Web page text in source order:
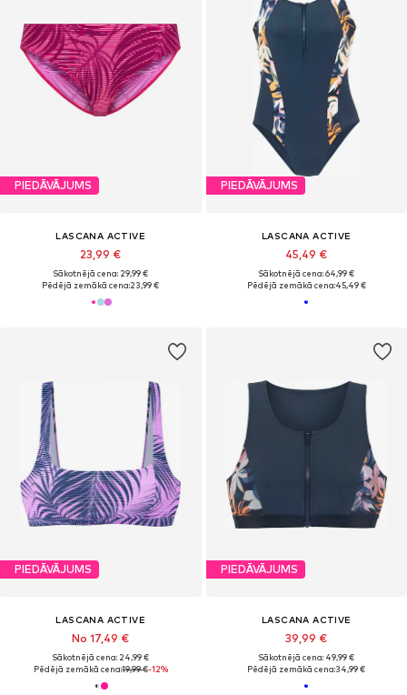
PIEDĀVĀJUMS
LASCANA ACTIVE
23,99 €
Sākotnējā cena: 29,99 €
Pēdējā zemākā cena:23,99 €
PIEDĀVĀJUMS
LASCANA ACTIVE
45,49 €
Sākotnējā cena: 64,99 €
Pēdējā zemākā cena:45,49 €
PIEDĀVĀJUMS
LASCANA ACTIVE
No 17,49 €
Sākotnējā cena: 24,99 €
Pēdējā zemākā cena:19,99 €-12%
PIEDĀVĀJUMS
LASCANA ACTIVE
39,99 €
Sākotnējā cena: 49,99 €
Pēdējā zemākā cena:34,99 €